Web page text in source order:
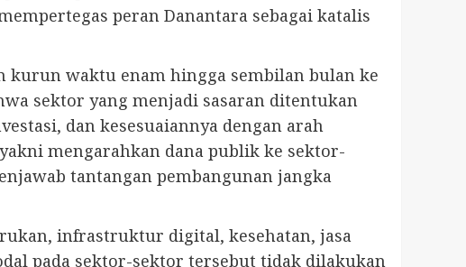
peran Danantara sebagai katalis
waktu enam hingga sembilan bulan ke
sektor yang menjadi sasaran ditentukan
dan kesesuaiannya dengan arah
mengarahkan dana publik ke sektor-
tantangan pembangunan jangka
infrastruktur digital, kesehatan, jasa
pada sektor-sektor tersebut tidak dilakukan